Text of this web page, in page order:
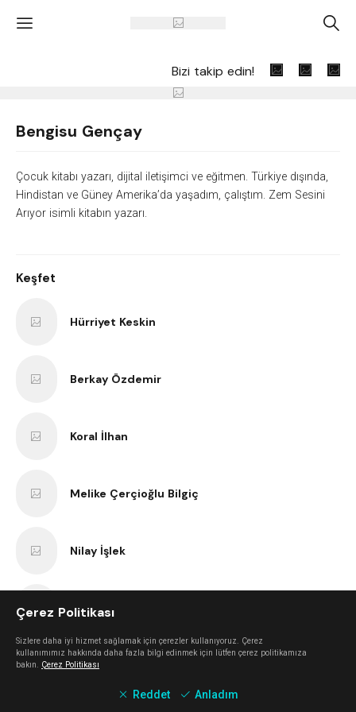
' A
Bizi takip edin!
Bengisu Gençay
Çocuk kitabı yazarı, dijital iletişimci ve eğitmen. Türkiye dışında,
Hindistan ve Güney Amerika’da yaşadım, çalıştım. Zem Sesini
Arıyor isimli kitabın yazarı.
Keşfet
Hürriyet Keskin
Berkay Özdemir
Koral İlhan
Melike Çerçioğlu Bilgiç
Nilay İşlek
Nurcan Öterbübül Tatari
Sercan Dokuzoğlu
Çerez Politikası
Sizlere daha iyi hizmet sağlamak için çerezler kullanıyoruz. Çerez
kullanımımız hakkında daha fazla bilgi edinmek için lütfen çerez politikamıza
bakın. Çerez Politikası
Reddet Anladım